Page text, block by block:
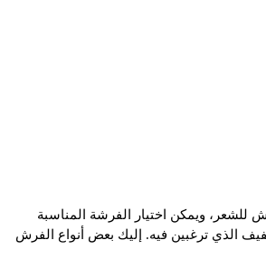
للشعر، ويمكن اختيار الفرشة المناسبة
الذي ترغبين فيه. إليك بعض أنواع الفرش